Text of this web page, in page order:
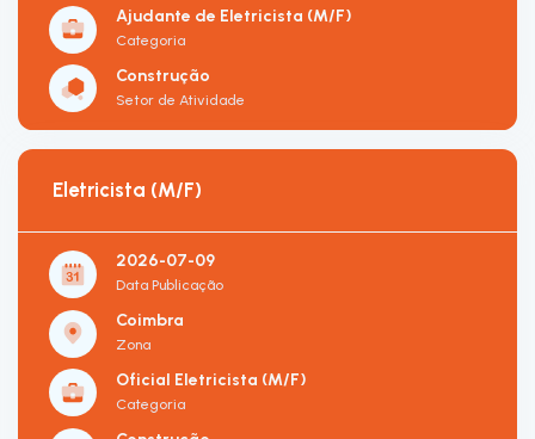
Ajudante de Eletricista (M/F)
Categoria
Construção
Setor de Atividade
Eletricista (M/F)
2026-07-09
Data Publicação
Coimbra
Zona
Oficial Eletricista (M/F)
Categoria